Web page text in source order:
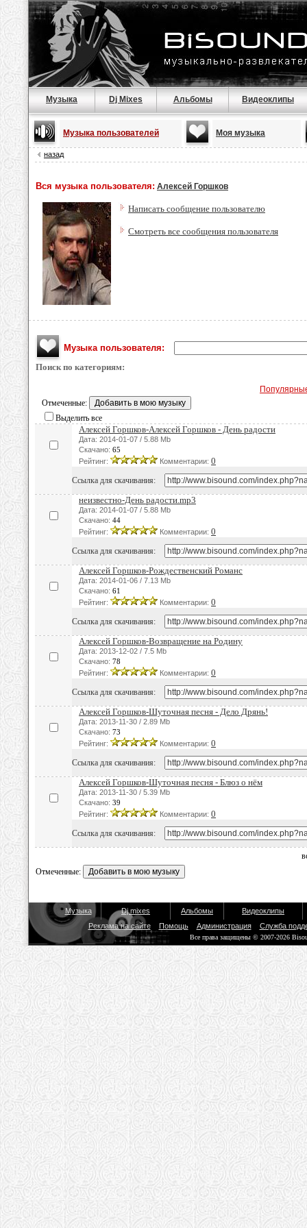
Музыка Dj Mixes Альбомы Видеоклипы
Музыка пользователей Моя музыка
назад
Вся музыка пользователя: Алексей Горшков
Написать сообщение пользователю
Смотреть все сообщения пользователя
Музыка пользователя:
Поиск по категориям:
Отмеченные:
Выделить все
Алексей Горшков-Алексей Горшков - День радости
Дата: 2014-01-07 / 5.88 Mb
Скачано: 65
Рейтинг:
Комментарии: 0
Ссылка для скачивания:
неизвестно-День радости.mp3
Дата: 2014-01-07 / 5.88 Mb
Скачано: 44
Рейтинг:
Комментарии: 0
Ссылка для скачивания:
Алексей Горшков-Рождественский Романс
Дата: 2014-01-06 / 7.13 Mb
Скачано: 61
Рейтинг:
Комментарии: 0
Ссылка для скачивания:
Алексей Горшков-Возвращение на Родину
Дата: 2013-12-02 / 7.5 Mb
Скачано: 78
Рейтинг:
Комментарии: 0
Ссылка для скачивания:
Алексей Горшков-Шуточная песня - Дело Дрянь!
Дата: 2013-11-30 / 2.89 Mb
Скачано: 73
Рейтинг:
Комментарии: 0
Ссылка для скачивания:
Алексей Горшков-Шуточная песня - Блюз о нём
Дата: 2013-11-30 / 5.39 Mb
Скачано: 39
Рейтинг:
Комментарии: 0
Ссылка для скачивания:
Отмеченные:
Музыка Dj mixes Альбомы
Видеоклипы
Реклама на сайте
Помощь Администрация Служба
Все права защищены © 2007-2026